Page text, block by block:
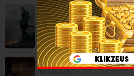
Son of Revenge – The Story
Action,Drama,Movies,Finland
Ang Modista (2026)
BOX OFFICE,